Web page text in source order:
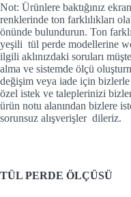
Not: Ürünlere baktığınız
renklerinde ton farklılıkları
önünde bulundurun. Ton
yeşili tül perde modellerine
ilgili aklınızdaki soruları
alma ve sistemde ölçü
değişim veya iade için
özel istek ve taleplerinizi
ürün notu alanından bizlere
sorunsuz alışverişler dileriz.
TÜL PERDE ÖLÇÜSÜ